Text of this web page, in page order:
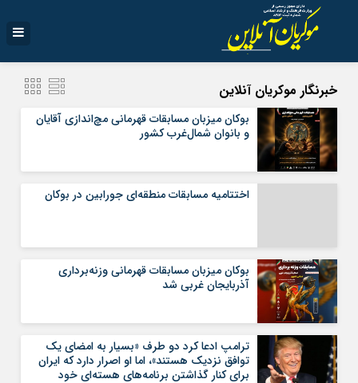
خبرنگار موکریان آنلاین
بوکان میزبان مسابقات قهرمانی مچ‌اندازی آقایان
و بانوان شمال‌غرب کشور
اختتامیه مسابقات منطقه‌ای جورابین در بوکان
بوکان میزبان مسابقات قهرمانی وزنه‌برداری
آذربایجان غربی شد
ترامپ ادعا کرد دو طرف «بسیار به امضای یک
توافق نزدیک هستند»، اما او اصرار دارد که ایران
برای کنار گذاشتن برنامه‌های هسته‌ای خود